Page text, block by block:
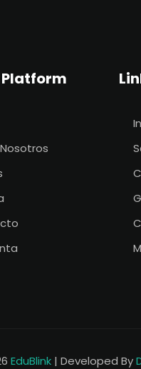
Platform
EduBlink | Developed By